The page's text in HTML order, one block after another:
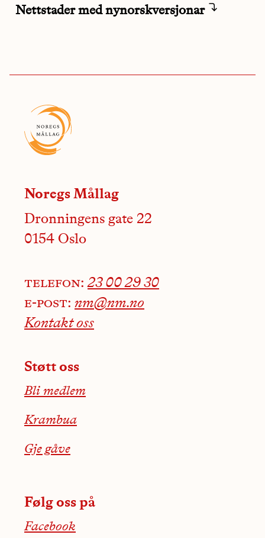
Nettstader med nynorskversjonar
Noregs Mållag
Dronningens gate 22
0154 Oslo
telefon:23 00 29 30
e-post: nm@nm.no
Kontakt oss
Støtt oss
Bli medlem
Krambua
Gje gåve
Følg oss på
Facebook